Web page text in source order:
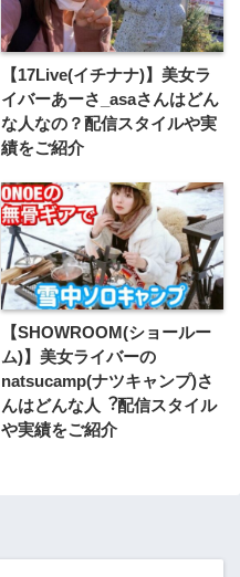
【17Live(イチナナ)】美女ラ
イバーあーさ_asaさんはどん
な人なの？配信スタイルや実
績をご紹介
【SHOWROOM(ショールー
ム)】美女ライバーの
natsucamp(ナツキャンプ)さ
んはどんな人︖配信スタイル
や実績をご紹介